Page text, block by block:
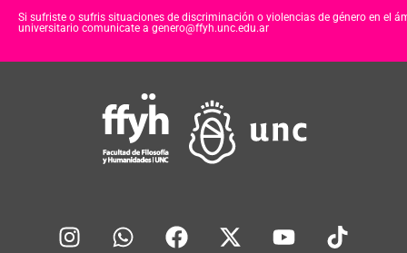
Si sufriste o sufris situaciones de discriminación o violencias de género en el
universitario comunicate a genero@ffyh.unc.edu.ar